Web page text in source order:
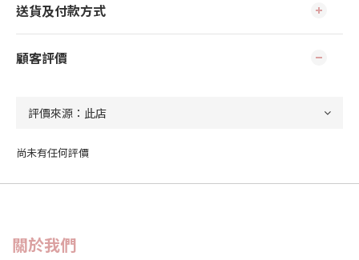
送貨及付款方式
顧客評價
尚未有任何評價
關於我們